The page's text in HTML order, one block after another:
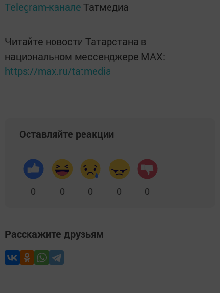
Telegram-канале Татмедиа
Читайте новости Татарстана в
национальном мессенджере MАХ:
https://max.ru/tatmedia
Оставляйте реакции
0 0 0 0 0
Расскажите друзьям